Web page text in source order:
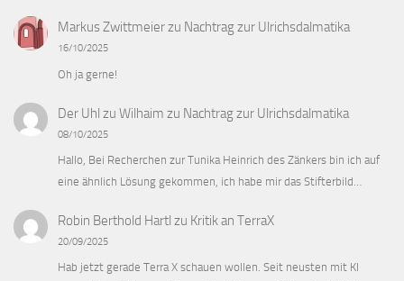
Markus Zwittmeierzu Nachtrag zur Ulrichsdalmatika
16/10/2025
Oh ja gerne!
Der Uhl zu Wilhaim zu Nachtrag zur Ulrichsdalmatika
08/10/2025
Hallo, Bei Recherchen zur Tunika Heinrich des Zänkers bin ich auf
eine ähnlich Lösung gekommen, ich habe mir das Stifterbild…
Robin Berthold Hartl zu Kritik an TerraX
20/09/2025
Hab jetzt gerade Terra X schauen wollen. Seit neusten mit KI